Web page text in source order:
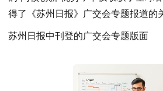
得了《苏州日报》广交会专题报道的
苏州日报中刊登的广交会专题版面